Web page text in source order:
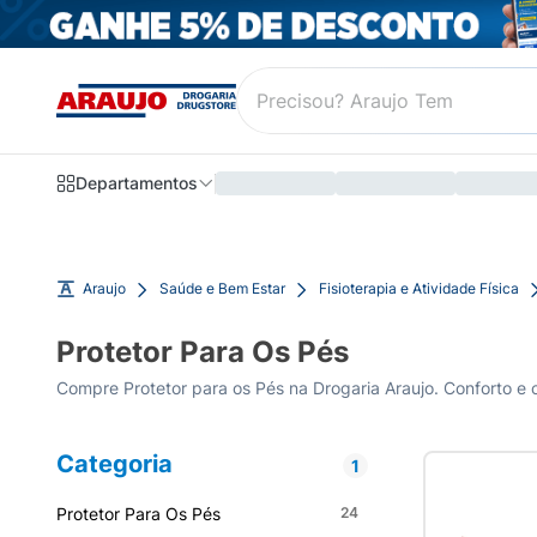
Departamentos
Araujo Saúde e Bem Estar Fisioterapia e Atividade Física
Protetor Para Os Pés
Compre Protetor para os Pés na Drogaria Araujo. Conforto
Categoria 1
Protetor Para Os Pés 24